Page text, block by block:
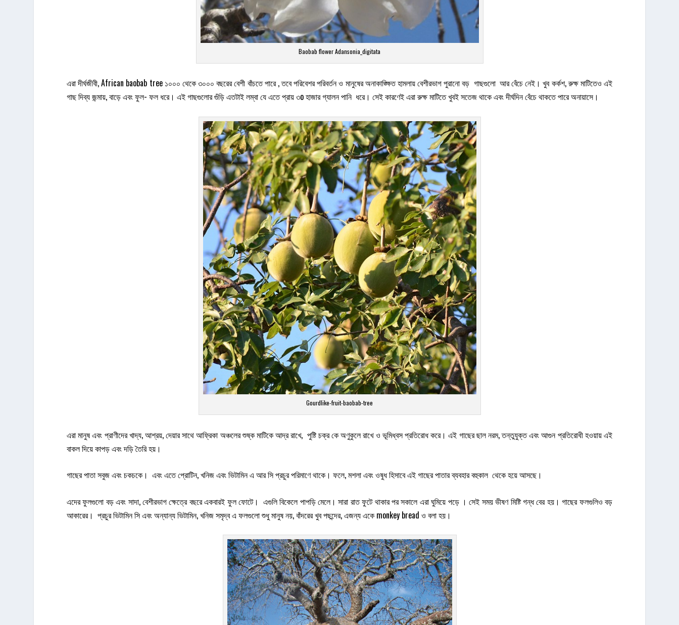
Baobab flower Adansonia_digitata
এরা দীর্ঘজীবী, African baobab tree ১০০০ থেকে ৩০০০ বছরের বেশী বাঁচতে পারে , তবে পরিবেশর পরিবর্তন ও মানুষের অনাকাঙ্ক্ষিত হামলায় বেশীরভাগ পুরানো বড় গাছগুলো আর বেঁচে নেই। খুব কর্কশ, রুক্ষ মাটিতেও এই
গাছ দিব্য জন্মায়, বাড়ে এবং ফুল- ফল ধরে। এই গাছগুলোর গুঁড়ি এতটাই লম্বা যে এতে প্রায় ৩o হাজার গ্যালন পানি ধরে। সেই কারণেই এরা রুক্ষ মাটিতে খুবই সতেজ থাকে এবং দীর্ঘদিন বেঁচে থাকতে পারে অনায়াসে।
Gourdlike-fruit-baobab-tree
এরা মানুষ এবং প্রাণীদের খাদ্য, আশ্রয়, দেয়ার সাথে আফ্রিকা অঞ্চলের শুষ্ক মাটিকে আদ্র রাখে, পুষ্টি চক্র কে অণুকুলে রাখে ও ভূমিধ্বস প্রতিরোধ করে। এই গাছের ছাল নরম, তন্তুযুক্ত এবং আগুন প্রতিরোধী হওয়ায় এই
বাকল দিয়ে কাপড় এবং দড়ি তৈরি হয়।
গাছের পাতা সবুজ এবং চকচকে। এবং এতে প্রোটিন, খনিজ এবং ভিটামিন এ আর সি প্রচুর পরিমাণে থাকে। ফলে, মশলা এবং ওষুধ হিসাবে এই গাছের পাতার ব্যবহার বহুকাল থেকে হয়ে আসছে।
এদের ফুলগুলো বড় এবং সাদা, বেশীরভাগ ক্ষেত্রে বছরে একবারই ফুল ফোটে। এগুলি বিকেলে পাপড়ি মেলে। সারা রাত ফুটে থাকার পর সকালে এরা ঘুমিয়ে পড়ে । সেই সময় ভীষণ মিষ্টি গন্ধ বের হয়। গাছের ফলগুলিও বড়
আকারের। প্রচুর ভিটামিন সি এবং অন্যান্য ভিটামিন, খনিজ সমৃদ্ব এ ফলগুলো শুধু মানুষ নয়, বাঁদরের খুব পছন্দের, এজন্য একে monkey bread ও বলা হয়।